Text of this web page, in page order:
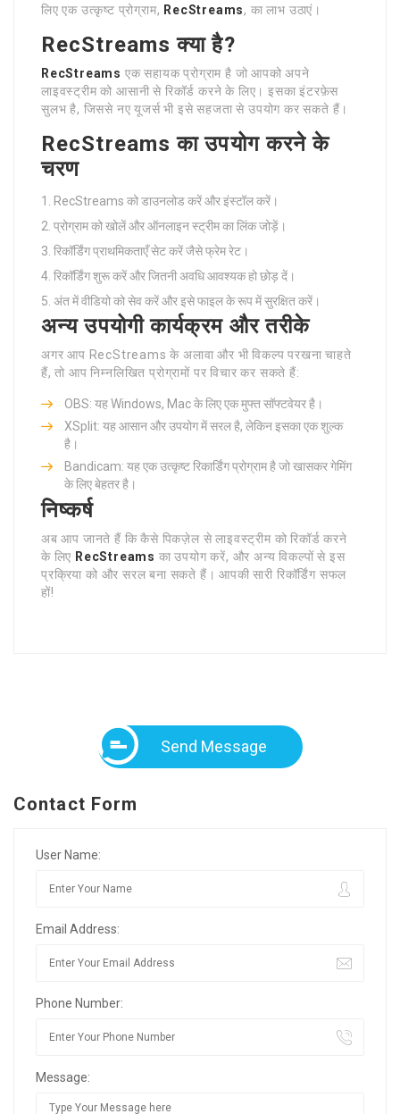
लिए एक उत्कृष्ट प्रोग्राम, RecStreams, का लाभ उठाएं।
RecStreams क्या है?
RecStreams एक सहायक प्रोग्राम है जो आपको अपने
लाइवस्ट्रीम को आसानी से रिकॉर्ड करने के लिए। इसका इंटरफ़ेस
सुलभ है, जिससे नए यूजर्स भी इसे सहजता से उपयोग कर सकते हैं।
RecStreams का उपयोग करने के
चरण
RecStreams को डाउनलोड करें और इंस्टॉल करें।
प्रोग्राम को खोलें और ऑनलाइन स्ट्रीम का लिंक जोड़ें।
रिकॉर्डिंग प्राथमिकताएँ सेट करें जैसे फ्रेम रेट।
रिकॉर्डिंग शुरू करें और जितनी अवधि आवश्यक हो छोड़ दें।
अंत में वीडियो को सेव करें और इसे फाइल के रूप में सुरक्षित करें।
अन्य उपयोगी कार्यक्रम और तरीके
अगर आप RecStreams के अलावा और भी विकल्प परखना चाहते
हैं, तो आप निम्नलिखित प्रोग्रामों पर विचार कर सकते हैं:
OBS: यह Windows, Mac के लिए एक मुफ्त सॉफ्टवेयर है।
XSplit: यह आसान और उपयोग में सरल है, लेकिन इसका एक शुल्क
है।
Bandicam: यह एक उत्कृष्ट रिकार्डिंग प्रोग्राम है जो खासकर गेमिंग
के लिए बेहतर है।
निष्कर्ष
अब आप जानते हैं कि कैसे पिकज़ेल से लाइवस्ट्रीम को रिकॉर्ड करने
के लिए RecStreams का उपयोग करें, और अन्य विकल्पों से इस
प्रक्रिया को और सरल बना सकते हैं। आपकी सारी रिकॉर्डिंग सफल
हों!
Send Message
Contact Form
User Name:
Email Address:
Phone Number:
Message: